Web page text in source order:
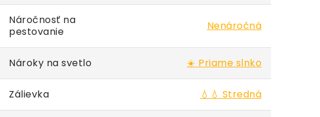
Náročnosť na
pestovanie
Nenáročná
Nároky na svetlo ☀️ Priame slnko
Zálievka 💧💧 Stredná